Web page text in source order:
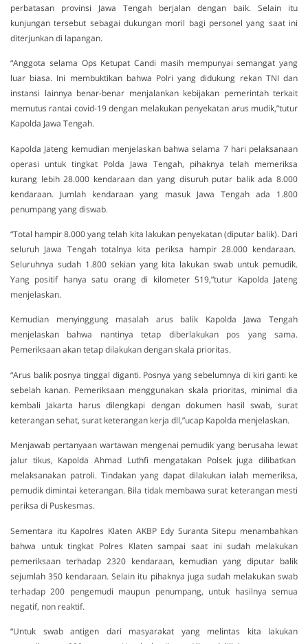
perbatasan provinsi Jawa Tengah berjalan dengan baik. Selain itu
kunjungan tersebut sebagai dukungan moril bagi personel yang saat ini
diterjunkan di lapangan.
“Anggota selama Ops Ketupat Candi masih mempunyai semangat yang
luar biasa. Ini membuktikan bahwa Polri yang didukung rekan TNI dan
instansi lainnya benar-benar menjalankan kebijakan pemerintah terkait
memutus rantai covid-19 dengan melakukan penyekatan arus mudik,”tutur
Kapolda Jawa Tengah.
Kapolda Jateng kemudian menjelaskan bahwa selama 7 hari pelaksanaan
operasi untuk tingkat Polda Jawa Tengah, pihaknya telah memeriksa
kurang lebih 28.000 kendaraan dan yang disuruh putar balik ada 8.000
kendaraan. Jumlah kendaraan yang masuk Jawa Tengah ada 1.800
penumpang yang diswab.
“Total hampir 8.000 yang telah kita lakukan penyekatan (diputar balik). Dari
seluruh Jawa Tengah totalnya kita periksa hampir 28.000 kendaraan.
Seluruhnya sudah 1.800 sekian yang kita lakukan swab untuk pemudik.
Yang positif hanya satu orang di kilometer 519,”tutur Kapolda Jateng
menjelaskan.
Kemudian menyinggung masalah arus balik Kapolda Jawa Tengah
menjelaskan bahwa nantinya tetap diberlakukan pos yang sama.
Pemeriksaan akan tetap dilakukan dengan skala prioritas.
“Arus balik posnya tinggal diganti. Posnya yang sebelumnya di kiri ganti ke
sebelah kanan. Pemeriksaan menggunakan skala prioritas, minimal dia
kembali Jakarta harus dilengkapi dengan dokumen hasil swab, surat
keterangan sehat, surat keterangan kerja dll,”ucap Kapolda menjelaskan.
Menjawab pertanyaan wartawan mengenai pemudik yang berusaha lewat
jalur tikus, Kapolda Ahmad Luthfi mengatakan Polsek juga dilibatkan
melaksanakan patroli. Tindakan yang dapat dilakukan ialah memeriksa,
pemudik dimintai keterangan. Bila tidak membawa surat keterangan mesti
periksa di Puskesmas.
Sementara itu Kapolres Klaten AKBP Edy Suranta Sitepu menambahkan
bahwa untuk tingkat Polres Klaten sampai saat ini sudah melakukan
pemeriksaan terhadap 2320 kendaraan, kemudian yang diputar balik
sejumlah 350 kendaraan. Selain itu pihaknya juga sudah melakukan swab
terhadap 200 pengemudi maupun penumpang, untuk hasilnya semua
negatif, non reaktif.
“Untuk swab antigen dari masyarakat yang melintas kita lakukan